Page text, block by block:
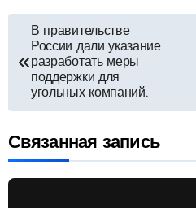
Навигация
по
записям
В правительстве
России дали указание
разработать меры
поддержки для
угольных компаний.
Связанная запись